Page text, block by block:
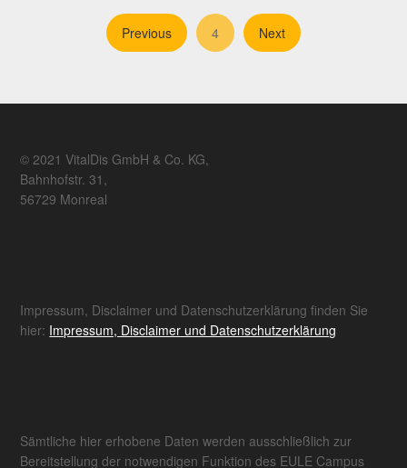
Previous 4 Next
© 2021 VitalDis GmbH & Co. KG,
Bahnhofstr. 31,
56729 Monreal
Impressum, Disclaimer und Datenschutzerklärung finden Sie
hier: Impressum, Disclaimer und Datenschutzerklärung
Sämtliche hier erhobene Daten werden ausschließlich zur
Bereitstellung der notwendigen Funktion des EULE Campus